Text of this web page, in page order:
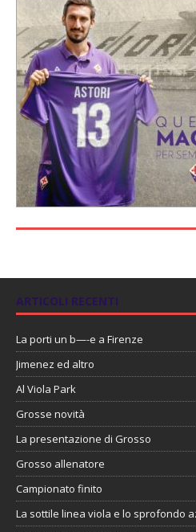
ARTICOLI RECENTI
La porti un b—-e a Firenze
Jimenez ed altro
Al Viola Park
Grosse novità
La presentazione di Grosso
Grosso allenatore
Campionato finito
La sottile linea viola e lo sprofondo